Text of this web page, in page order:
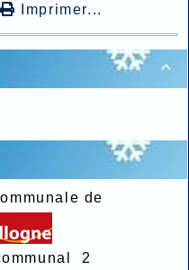

de
2
Imprimer...